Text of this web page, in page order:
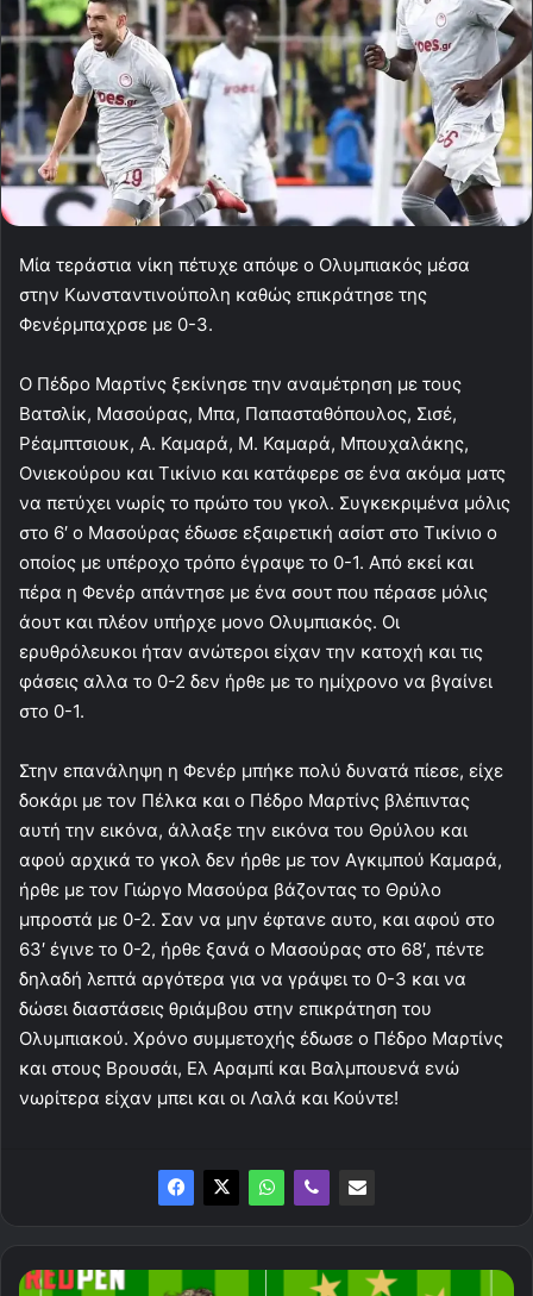
Μία τεράστια νίκη πέτυχε απόψε ο Ολυμπιακός μέσα
στην Κωνσταντινούπολη καθώς επικράτησε της
Φενέρμπαχρσε με 0-3.
Ο Πέδρο Μαρτίνς ξεκίνησε την αναμέτρηση με τους
Βατσλίκ, Μασούρας, Μπα, Παπασταθόπουλος, Σισέ,
Ρέαμπτσιουκ, Α. Καμαρά, Μ. Καμαρά, Μπουχαλάκης,
Ονιεκούρου και Τικίνιο και κατάφερε σε ένα ακόμα ματς
να πετύχει νωρίς το πρώτο του γκολ. Συγκεκριμένα μόλις
στο 6′ ο Μασούρας έδωσε εξαιρετική ασίστ στο Τικίνιο ο
οποίος με υπέροχο τρόπο έγραψε το 0-1. Από εκεί και
πέρα η Φενέρ απάντησε με ένα σουτ που πέρασε μόλις
άουτ και πλέον υπήρχε μονο Ολυμπιακός. Οι
ερυθρόλευκοι ήταν ανώτεροι είχαν την κατοχή και τις
φάσεις αλλα το 0-2 δεν ήρθε με το ημίχρονο να βγαίνει
στο 0-1.
Στην επανάληψη η Φενέρ μπήκε πολύ δυνατά πίεσε, είχε
δοκάρι με τον Πέλκα και ο Πέδρο Μαρτίνς βλέπιντας
αυτή την εικόνα, άλλαξε την εικόνα του Θρύλου και
αφού αρχικά το γκολ δεν ήρθε με τον Αγκιμπού Καμαρά,
ήρθε με τον Γιώργο Μασούρα βάζοντας το Θρύλο
μπροστά με 0-2. Σαν να μην έφτανε αυτο, και αφού στο
63′ έγινε το 0-2, ήρθε ξανά ο Μασούρας στο 68′, πέντε
δηλαδή λεπτά αργότερα για να γράψει το 0-3 και να
δώσει διαστάσεις θριάμβου στην επικράτηση του
Ολυμπιακού. Χρόνο συμμετοχής έδωσε ο Πέδρο Μαρτίνς
και στους Βρουσάι, Ελ Αραμπί και Βαλμπουενά ενώ
νωρίτερα είχαν μπει και οι Λαλά και Κούντε!
Η